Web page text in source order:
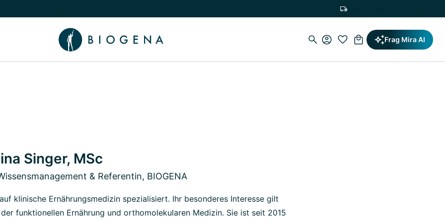
Wissen umschalten Frag Mira AI
Singer, MSc
& Referentin, BIOGENA
klinische Ernährungsmedizin spezialisiert. Ihr besonderes Interesse gilt
funktionellen Ernährung und orthomolekularen Medizin. Sie ist seit 2015